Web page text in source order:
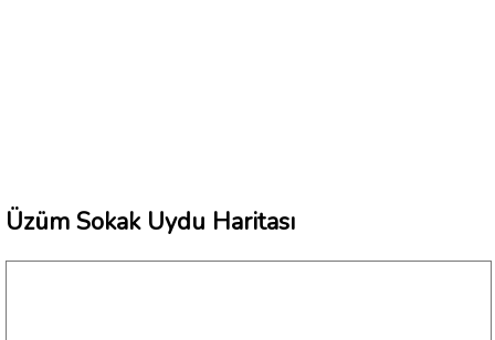
Üzüm Sokak Uydu Haritası